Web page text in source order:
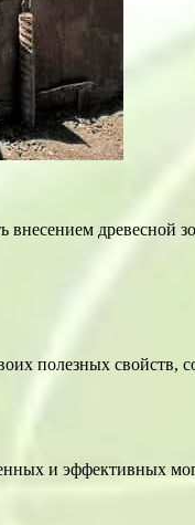
внесением древесной
полезных свойств,
и эффективных